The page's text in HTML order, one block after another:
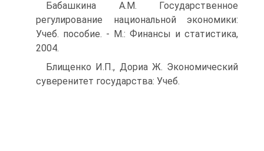
Бабашкина А.М. Государственное
регулирование национальной экономики:
Учеб. пособие. - М.: Финансы и статистика,
2004.
Блищенко И.П., Дориа Ж. Экономический
суверенитет государства: Учеб.